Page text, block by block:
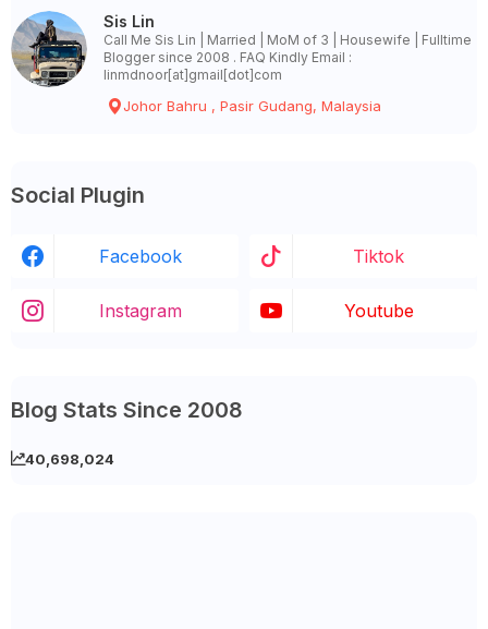
Sis Lin
Call Me Sis Lin | Married | MoM of 3 | Housewife | Fulltime
Blogger since 2008 . FAQ Kindly Email :
linmdnoor[at]gmail[dot]com
Johor Bahru , Pasir Gudang, Malaysia
Social Plugin
Facebook Tiktok
Instagram Youtube
Blog Stats Since 2008
40,698,024